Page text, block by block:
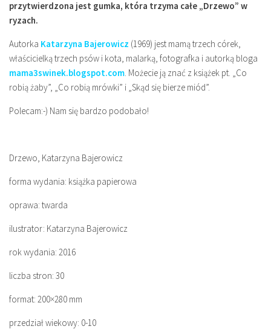
przytwierdzona jest gumka, która trzyma całe „Drzewo” w
ryzach.
Autorka Katarzyna Bajerowicz (1969) jest mamą trzech córek,
właścicielką trzech psów i kota, malarką, fotografka i autorką bloga
mama3swinek.blogspot.com. Możecie ją znać z książek pt. „Co
robią żaby”, „Co robią mrówki” i „Skąd się bierze miód”.
Polecam:-) Nam się bardzo podobało!
Drzewo, Katarzyna Bajerowicz
forma wydania: książka papierowa
oprawa: twarda
ilustrator: Katarzyna Bajerowicz
rok wydania: 2016
liczba stron: 30
format: 200×280 mm
przedział wiekowy: 0-10